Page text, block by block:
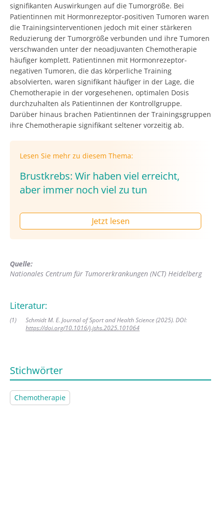
signifikanten Auswirkungen auf die Tumorgröße. Bei
Patientinnen mit Hormonrezeptor-positiven Tumoren waren
die Trainingsinterventionen jedoch mit einer stärkeren
Reduzierung der Tumorgröße verbunden und ihre Tumoren
verschwanden unter der neoadjuvanten Chemotherapie
häufiger komplett. Patientinnen mit Hormonrezeptor-
negativen Tumoren, die das körperliche Training
absolvierten, waren signifikant häufiger in der Lage, die
Chemotherapie in der vorgesehenen, optimalen Dosis
durchzuhalten als Patientinnen der Kontrollgruppe.
Darüber hinaus brachen Patientinnen der Trainingsgruppen
ihre Chemotherapie signifikant seltener vorzeitig ab.
Lesen Sie mehr zu diesem Thema:
Brustkrebs: Wir haben viel erreicht,
aber immer noch viel zu tun
Jetzt lesen
Quelle:
Nationales Centrum für Tumorerkrankungen (NCT) Heidelberg
Literatur:
(1)
Schmidt M. E. Journal of Sport and Health Science (2025). DOI:
https://doi.org/10.1016/j.jshs.2025.101064
Stichwörter
Chemotherapie